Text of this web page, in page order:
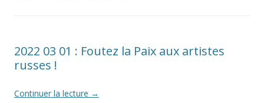
2022 03 01 : Foutez la Paix aux artistes
russes !
Continuer la lecture →